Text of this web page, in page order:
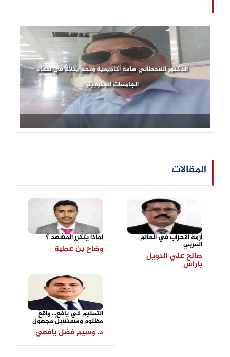
الدكتور القحطاني هامة أكاديمية ونجم يتلألأ في سماء
الجامعات الجنوبية
المقالات
أزمة الأحزاب في العالم
العربي
صالح علي الدويل
باراس
لماذا يتكرر المشهد ؟
وضاح بن عطية
التعليم في يافع... واقعٌ
مظلوم ومستقبلٌ مجهول
د. وسيم فضل يافعي